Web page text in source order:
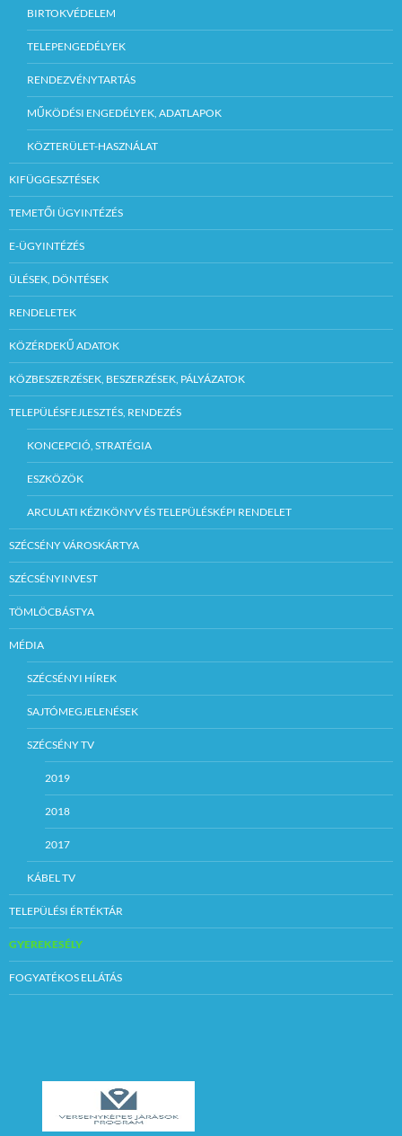
BIRTOKVÉDELEM
TELEPENGEDÉLYEK
RENDEZVÉNYTARTÁS
MŰKÖDÉSI ENGEDÉLYEK, ADATLAPOK
KÖZTERÜLET-HASZNÁLAT
KIFÜGGESZTÉSEK
TEMETŐI ÜGYINTÉZÉS
E-ÜGYINTÉZÉS
ÜLÉSEK, DÖNTÉSEK
RENDELETEK
KÖZÉRDEKŰ ADATOK
KÖZBESZERZÉSEK, BESZERZÉSEK, PÁLYÁZATOK
TELEPÜLÉSFEJLESZTÉS, RENDEZÉS
KONCEPCIÓ, STRATÉGIA
ESZKÖZÖK
ARCULATI KÉZIKÖNYV ÉS TELEPÜLÉSKÉPI RENDELET
SZÉCSÉNY VÁROSKÁRTYA
SZÉCSÉNYINVEST
TÖMLÖCBÁSTYA
MÉDIA
SZÉCSÉNYI HÍREK
SAJTÓMEGJELENÉSEK
SZÉCSÉNY TV
2019
2018
2017
KÁBEL TV
TELEPÜLÉSI ÉRTÉKTÁR
GYEREKESÉLY
FOGYATÉKOS ELLÁTÁS